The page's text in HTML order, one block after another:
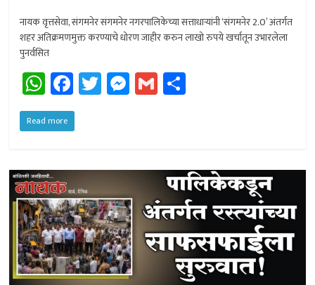
नायक वृत्तसेवा, संगमनेर संगमनेर नगरपालिकेच्या सत्ताधार्‍यांनी ‘संगमनेर 2.0’ अंतर्गत
शहर अतिक्रमणमुक्त करण्याचे धोरण जाहीर करुन लाखो रुपये खर्चातून उभारलेला
पुनर्वसित
W
h
at
p
p
Fa
ce
b
ok
T
wi
M
es
ge
r
G
m
Read more